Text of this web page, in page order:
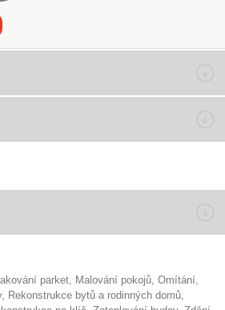
lakování parket malování pokojů
omítání
Rekonstrukce bytů a rodinných domů